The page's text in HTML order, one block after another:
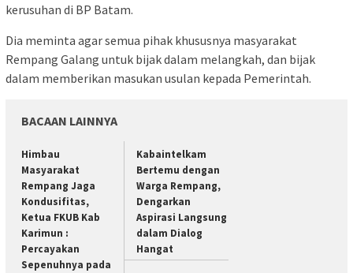
kerusuhan di BP Batam.
Dia meminta agar semua pihak khususnya masyarakat
Rempang Galang untuk bijak dalam melangkah, dan bijak
dalam memberikan masukan usulan kepada Pemerintah.
BACAAN LAINNYA
Himbau
Masyarakat
Rempang Jaga
Kondusifitas,
Ketua FKUB Kab
Karimun :
Percayakan
Sepenuhnya pada
Kabaintelkam
Bertemu dengan
Warga Rempang,
Dengarkan
Aspirasi Langsung
dalam Dialog
Hangat